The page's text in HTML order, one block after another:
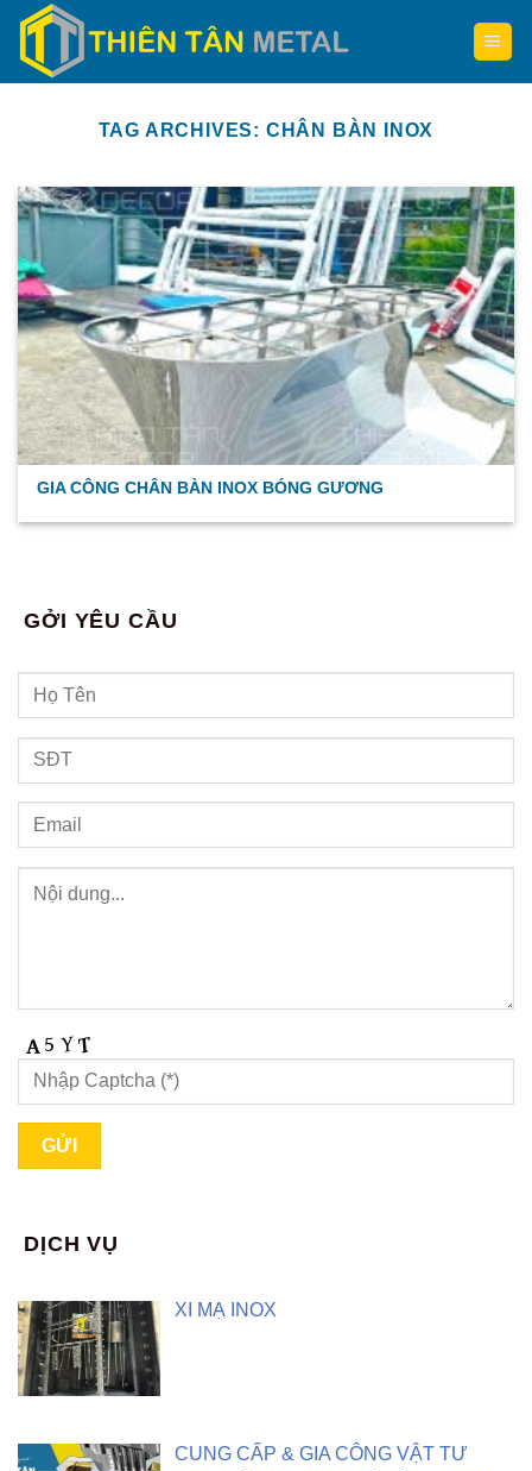
Skip
content
TAG ARCHIVES: CHÂN BÀN INOX
GỞI YÊU CẦU
DỊCH VỤ
XI MẠ INOX
CUNG CẤP & GIA CÔNG VẬT TƯ
GIA CÔNG CHÂN BÀN INOX BÓNG GƯƠNG